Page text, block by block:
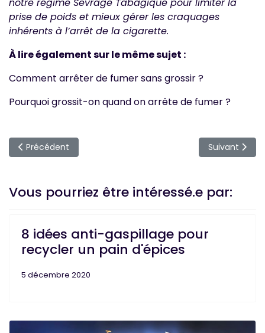
prise de poids et mieux gérer les craquages
inhérents à l’arrêt de la cigarette.
À lire également sur le même sujet :
Comment arrêter de fumer sans grossir ?
Pourquoi grossit-on quand on arrête de fumer ?
Article précédent : Tout Savoir sur la Constipation et
Précédent Article
Suivant
Vous pourriez être intéressé.e par:
8 idées anti-gaspillage pour
recycler un pain d'épices
5 décembre 2020